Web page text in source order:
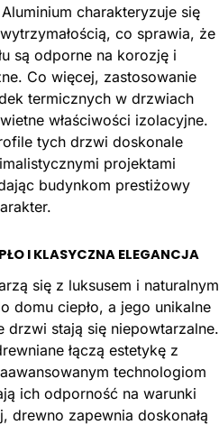
charakteryzuje się
co sprawia, że
są odporne na korozję i
Co więcej, zastosowanie
termicznych w drzwiach
właściwości izolacyjne.
tych drzwi doskonale
projektami
budynkom prestiżowy
I KLASYCZNA ELEGANCJA
się z luksusem i naturalnym
domu ciepło, a jego unikalne
drzwi stają się niepowtarzalne.
łączą estetykę z
technologiom
ich odporność na warunki
drewno zapewnia doskonałą